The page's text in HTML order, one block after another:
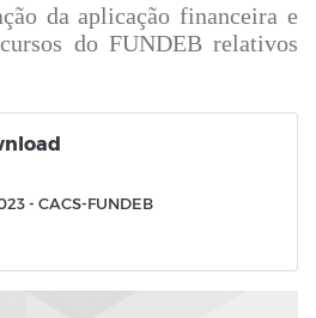
da aplicação financeira e
do FUNDEB relativos
- CACS-FUNDEB